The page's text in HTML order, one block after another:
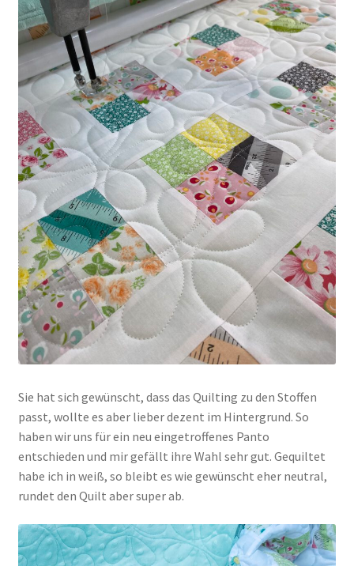
Sie hat sich gewünscht, dass das Quilting zu den Stoffen
passt, wollte es aber lieber dezent im Hintergrund. So
haben wir uns für ein neu eingetroffenes Panto
entschieden und mir gefällt ihre Wahl sehr gut. Gequiltet
habe ich in weiß, so bleibt es wie gewünscht eher neutral,
rundet den Quilt aber super ab.